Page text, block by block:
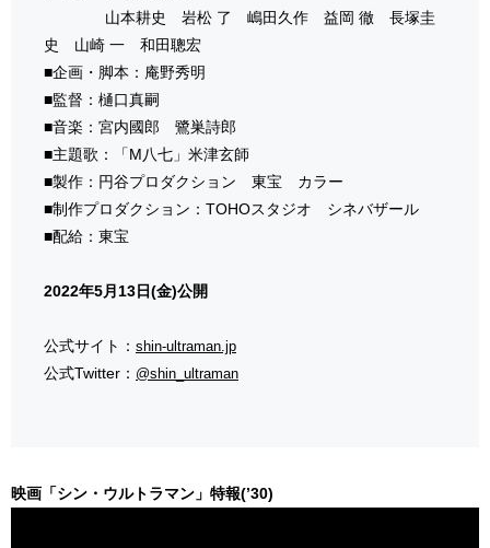
山本耕史 岩松 了 嶋田久作 益岡 徹 長塚圭
史 山崎 一 和田聰宏
■企画・脚本：庵野秀明
■監督：樋口真嗣
■音楽：宮内國郎 鷺巣詩郎
■主題歌：「M八七」米津玄師
■製作：円谷プロダクション 東宝 カラー
■制作プロダクション：TOHOスタジオ シネバザール
■配給：東宝
2022年5月13日(金)公開
公式サイト： shin-ultraman.jp
公式Twitter： @shin_ultraman
映画「シン・ウルトラマン」特報(’30)